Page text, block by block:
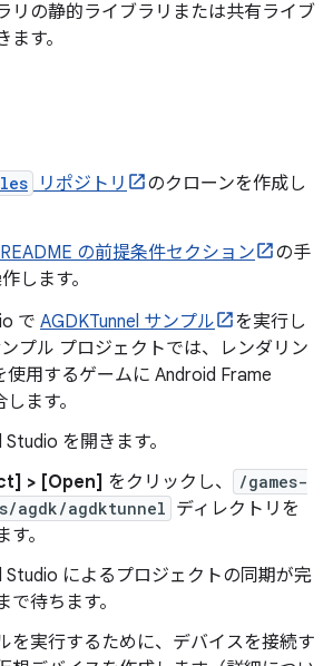
リの静的ライブラリまたは共有ライブ
す。
リポジトリ
のクローンを作成し
の前提条件セクション
の手
します。
で AGDKTunnel サンプル
を実行し
プル プロジェクトでは、レンダリン
使用するゲームに Android Frame
ます。
を開きます。
> [Open] をクリックし、
/games-
agdk/agdktunnel ディレクトリを
。
Studio によるプロジェクトの同期が完
で待ちます。
を実行するために、デバイスを接続す